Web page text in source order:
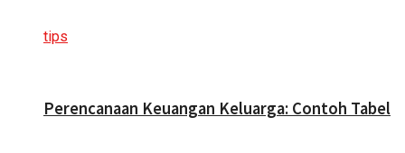
Perencanaan Keuangan Keluarga: Contoh Tabel